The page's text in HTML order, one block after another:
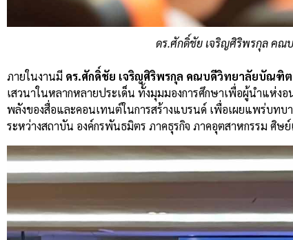
ดร.ศักดิ์ชัย เจริญศิริพรกุล คณ
ภายในงานมี ดร.ศักดิ์ชัย เจริญศิริพรกุล คณบดีวิทยาลัยบัณฑิ
เสวนาในหลากหลายประเด็น ทั้งมุมมองการศึกษาเพื่อผู้นำแห่ง
พลังของสื่อและคอนเทนต์ในการสร้างแบรนด์ เพื่อเผยแพร่บทบ
ระหว่างสถาบัน องค์กรพันธมิตร ภาคธุรกิจ ภาคอุตสาหกรรม ศิ